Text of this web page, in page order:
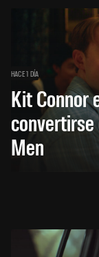
HACE 1 DÍA
Kit Connor
convertirse
Men